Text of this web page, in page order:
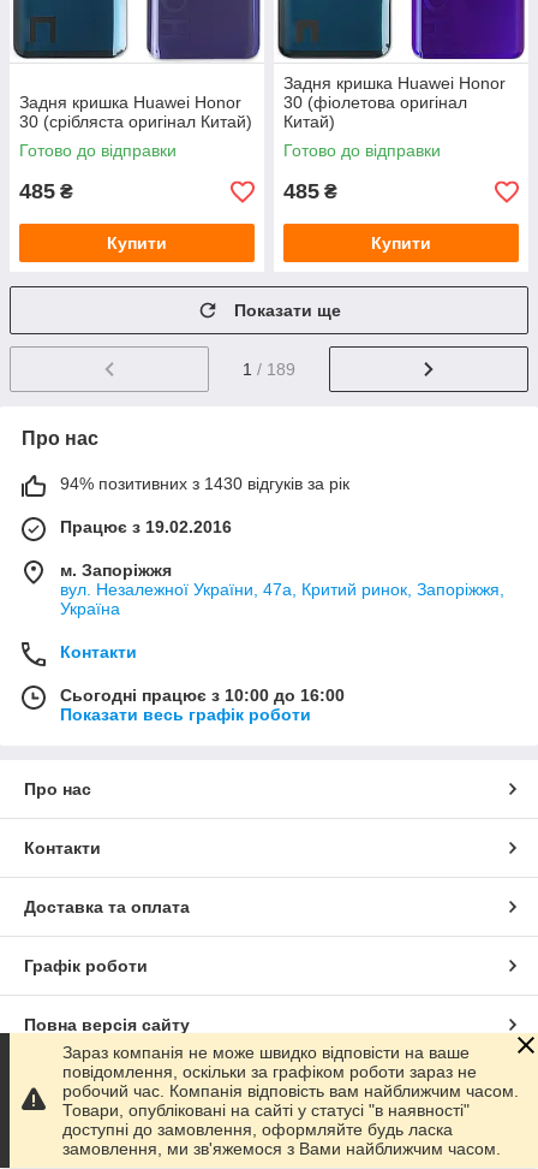
Задня кришка Huawei Honor
30 (срібляста оригінал Китай)
Готово до відправки
485 ₴
Купити
Задня кришка Huawei Honor
30 (фіолетова оригінал
Китай)
Готово до відправки
485 ₴
Купити
Показати ще
1 / 189
Про нас
94% позитивних з 1430 відгуків за рік
Працює з 19.02.2016
м. Запоріжжя
вул. Незалежної України, 47а, Критий ринок, Запоріжжя,
Україна
Контакти
Сьогодні працює з 10:00 до 16:00
Показати весь графік роботи
Про нас
Контакти
Доставка та оплата
Графік роботи
Повна версія сайту
Сайт створено на маркетплейсіProm.ua
Політика конфіденційності
Зараз компанія не може швидко відповісти на ваше
повідомлення, оскільки за графіком роботи зараз не
робочий час. Компанія відповість вам найближчим часом.
Товари, опубліковані на сайті у статусі "в наявності"
доступні до замовлення, оформляйте будь ласка
замовлення, ми зв'яжемося з Вами найближчим часом.